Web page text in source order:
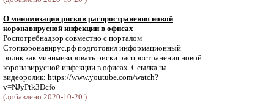
О минимизации рисков распространения новой
коронавирусной инфекции в офисах
Роспотребнадзор совместно с порталом
Стопкоронавирус.рф подготовил информационный
ролик как минимизировать риски распространения новой
коронавирусной инфекции в офисах. Ссылка на
видеоролик: https://www.youtube.com/watch?
v=NJyPtk3Dcfo
(добавлено 2020-10-20 )